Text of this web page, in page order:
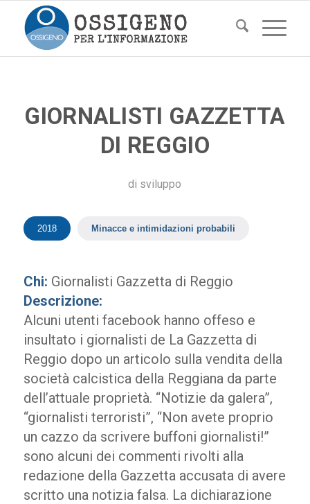
GIORNALISTI GAZZETTA
DI REGGIO
di sviluppo
2018 Minacce e intimidazioni probabili
Chi: Giornalisti Gazzetta di Reggio
Descrizione:
Alcuni utenti facebook hanno offeso e
insultato i giornalisti de La Gazzetta di
Reggio dopo un articolo sulla vendita della
società calcistica della Reggiana da parte
dell’attuale proprietà. “Notizie da galera”,
“giornalisti terroristi”, “Non avete proprio
un cazzo da scrivere buffoni giornalisti!”
sono alcuni dei commenti rivolti alla
redazione della Gazzetta accusata di avere
scritto una notizia falsa. La dichiarazione